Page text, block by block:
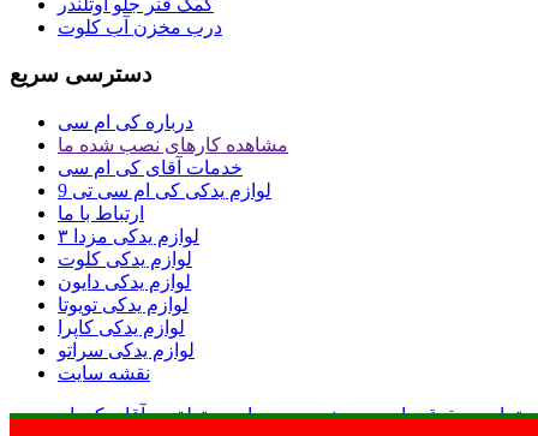
کمک فنر جلو اوتلندر
درب مخزن آب کلوت
دسترسی سریع
درباره کی ام سی
مشاهده کارهای نصب شده ما
خدمات آقای کی ام سی
لوازم یدکی کی ام سی تی 9
ارتباط با ما
لوازم یدکی مزدا ۳
لوازم یدکی کلوت
لوازم یدکی دایون
لوازم یدکی تویوتا
لوازم یدکی کاپرا
لوازم یدکی سراتو
نقشه سایت
تمامی حقوق مادی و معنوی وب سایت متعلق به آقای کی ام